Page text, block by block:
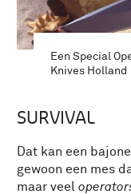
Een Special
Knives Holland
SURVIVAL
Dat kan een
gewoon een mes
maar veel